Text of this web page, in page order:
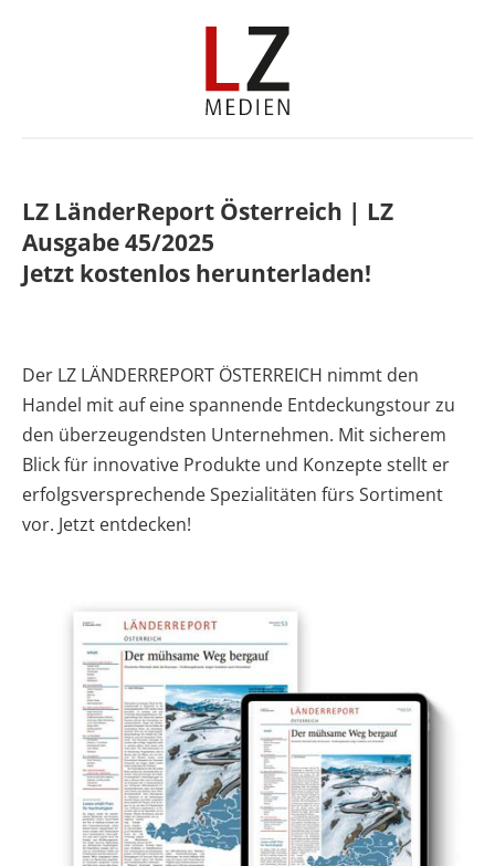
LZ LänderReport Österreich | LZ
Ausgabe 45/2025
Jetzt kostenlos herunterladen!
Der LZ LÄNDERREPORT ÖSTERREICH nimmt den
Handel mit auf eine spannende Entdeckungstour zu
den überzeugendsten Unternehmen. Mit sicherem
Blick für innovative Produkte und Konzepte stellt er
erfolgsversprechende Spezialitäten fürs Sortiment
vor. Jetzt entdecken!